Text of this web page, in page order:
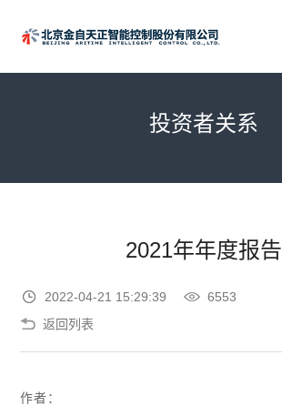
投资者关系
2021年年度报告
2022-04-21 15:29:39
6553
返回列表
作者：